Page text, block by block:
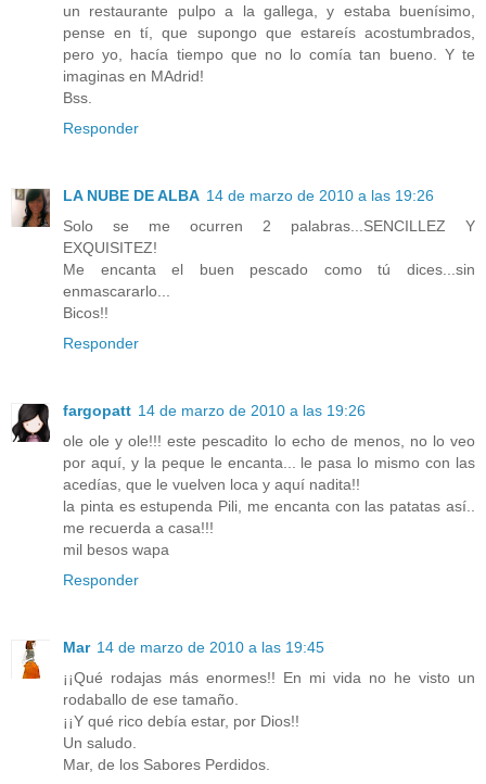
un restaurante pulpo a la gallega, y estaba buenísimo,
pense en tí, que supongo que estareís acostumbrados,
pero yo, hacía tiempo que no lo comía tan bueno. Y te
imaginas en MAdrid!
Bss.
Responder
LA NUBE DE ALBA 14 de marzo de 2010 a las 19:26
Solo se me ocurren 2 palabras...SENCILLEZ Y
EXQUISITEZ!
Me encanta el buen pescado como tú dices...sin
enmascararlo...
Bicos!!
Responder
fargopatt 14 de marzo de 2010 a las 19:26
ole ole y ole!!! este pescadito lo echo de menos, no lo veo
por aquí, y la peque le encanta... le pasa lo mismo con las
acedías, que le vuelven loca y aquí nadita!!
la pinta es estupenda Pili, me encanta con las patatas así..
me recuerda a casa!!!
mil besos wapa
Responder
Mar 14 de marzo de 2010 a las 19:45
¡¡Qué rodajas más enormes!! En mi vida no he visto un
rodaballo de ese tamaño.
¡¡Y qué rico debía estar, por Dios!!
Un saludo.
Mar, de los Sabores Perdidos.